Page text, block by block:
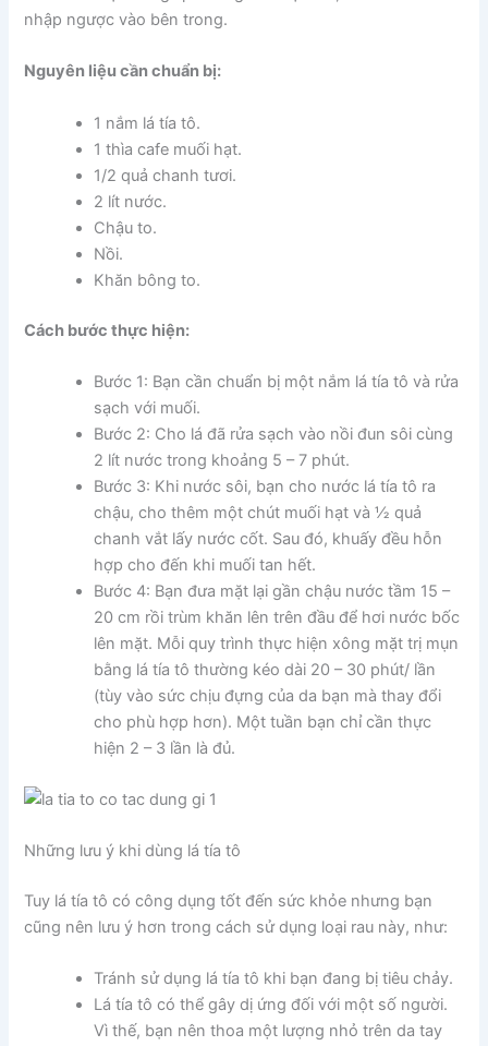
nhập ngược vào bên trong.
Nguyên liệu cần chuẩn bị:
1 nắm lá tía tô.
1 thìa cafe muối hạt.
1/2 quả chanh tươi.
2 lít nước.
Chậu to.
Nồi.
Khăn bông to.
Cách bước thực hiện:
Bước 1: Bạn cần chuẩn bị một nắm lá tía tô và rửa
sạch với muối.
Bước 2: Cho lá đã rửa sạch vào nồi đun sôi cùng
2 lít nước trong khoảng 5 – 7 phút.
Bước 3: Khi nước sôi, bạn cho nước lá tía tô ra
chậu, cho thêm một chút muối hạt và ½ quả
chanh vắt lấy nước cốt. Sau đó, khuấy đều hỗn
hợp cho đến khi muối tan hết.
Bước 4: Bạn đưa mặt lại gần chậu nước tầm 15 –
20 cm rồi trùm khăn lên trên đầu để hơi nước bốc
lên mặt. Mỗi quy trình thực hiện xông mặt trị mụn
bằng lá tía tô thường kéo dài 20 – 30 phút/ lần
(tùy vào sức chịu đựng của da bạn mà thay đổi
cho phù hợp hơn). Một tuần bạn chỉ cần thực
hiện 2 – 3 lần là đủ.
Những lưu ý khi dùng lá tía tô
Tuy lá tía tô có công dụng tốt đến sức khỏe nhưng bạn
cũng nên lưu ý hơn trong cách sử dụng loại rau này, như:
Tránh sử dụng lá tía tô khi bạn đang bị tiêu chảy.
Lá tía tô có thể gây dị ứng đối với một số người.
Vì thế, bạn nên thoa một lượng nhỏ trên da tay